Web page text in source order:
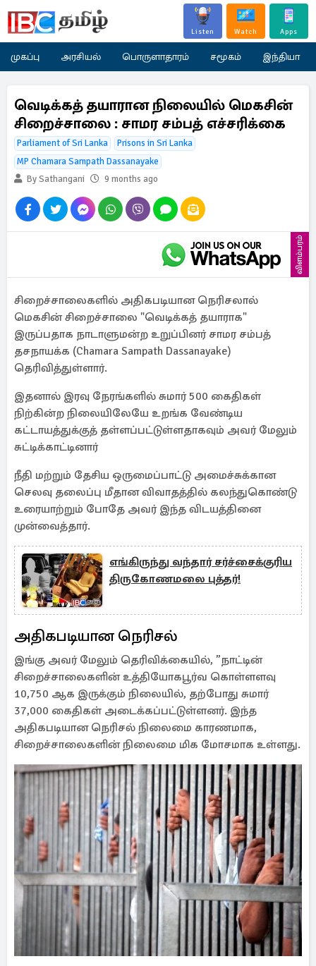
Listen Watch Apps
முகப்பு அரசியல் பொருளாதாரம் சமூகம் இந்தியா
வெடிக்கத் தயாரான நிலையில் மெகசின்
சிறைச்சாலை : சாமர சம்பத் எச்சரிக்கை
Parliament of Sri Lanka
Prisons in Sri Lanka
MP Chamara Sampath Dassanayake
By Sathangani
9 months ago
விளம்பரம்
சிறைச்சாலைகளில் அதிகபடியான நெரிசலால்
மெகசின் சிறைச்சாலை "வெடிக்கத் தயாராக"
இருப்பதாக நாடாளுமன்ற உறுப்பினர் சாமர சம்பத்
தசநாயக்க (Chamara Sampath Dassanayake)
தெரிவித்துள்ளார்.
இதனால் இரவு நேரங்களில் சுமார் 500 கைதிகள்
நிற்கின்ற நிலையிலேயே உறங்க வேண்டிய
கட்டாயத்துக்குத் தள்ளப்பட்டுள்ளதாகவும் அவர் மேலும்
சுட்டிக்காட்டினார்
நீதி மற்றும் தேசிய ஒருமைப்பாட்டு அமைச்சுக்கான
செலவு தலைப்பு மீதான விவாதத்தில் கலந்துகொண்டு
உரையாற்றும் போதே அவர் இந்த விடயத்தினை
முன்வைத்தார்.
எங்கிருந்து வந்தார் சர்ச்சைக்குரிய
திருகோணமலை புத்தர்!
அதிகபடியான நெரிசல்
இங்கு அவர் மேலும் தெரிவிக்கையில், ”நாட்டின்
சிறைச்சாலைகளின் உத்தியோகபூர்வ கொள்ளளவு
10,750 ஆக இருக்கும் நிலையில், தற்போது சுமார்
37,000 கைதிகள் அடைக்கப்பட்டுள்ளனர். இந்த
அதிகபடியான நெரிசல் நிலைமை காரணமாக,
சிறைச்சாலைகளின் நிலைமை மிக மோசமாக உள்ளது.